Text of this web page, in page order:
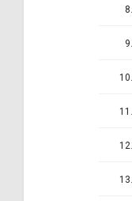
8.
9.
10.
11.
12.
13.